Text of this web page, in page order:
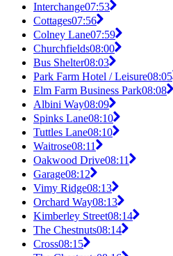
Interchange07:53
Cottages07:56
Colney Lane07:59
Churchfields08:00
Bus Shelter08:03
Park Farm Hotel / Leisure08:05
Elm Farm Business Park08:08
Albini Way08:09
Spinks Lane08:10
Tuttles Lane08:10
Waitrose08:11
Oakwood Drive08:11
Garage08:12
Vimy Ridge08:13
Orchard Way08:13
Kimberley Street08:14
The Chestnuts08:14
Cross08:15